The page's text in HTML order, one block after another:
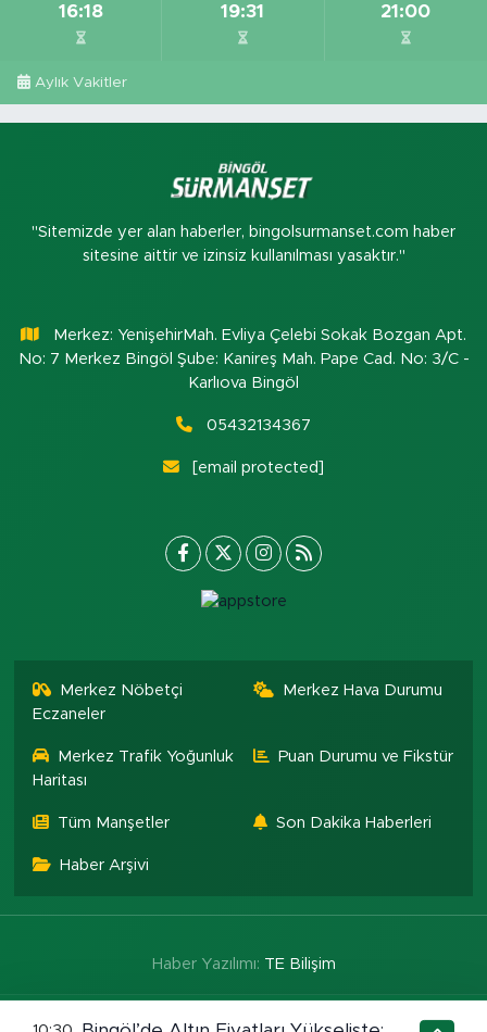
16:18 19:31 21:00
Aylık Vakitler
"Sitemizde yer alan haberler, bingolsurmanset.com haber
sitesine aittir ve izinsiz kullanılması yasaktır."
Merkez: YenişehirMah. Evliya Çelebi Sokak Bozgan Apt.
No: 7 Merkez Bingöl Şube: Kanireş Mah. Pape Cad. No: 3/C -
Karlıova Bingöl
05432134367
[email protected]
Merkez Nöbetçi
Eczaneler
Merkez Hava Durumu
Merkez Trafik Yoğunluk
Haritası
Puan Durumu ve Fikstür
Tüm Manşetler Son Dakika Haberleri
Haber Arşivi
Haber Yazılımı: TE Bilişim